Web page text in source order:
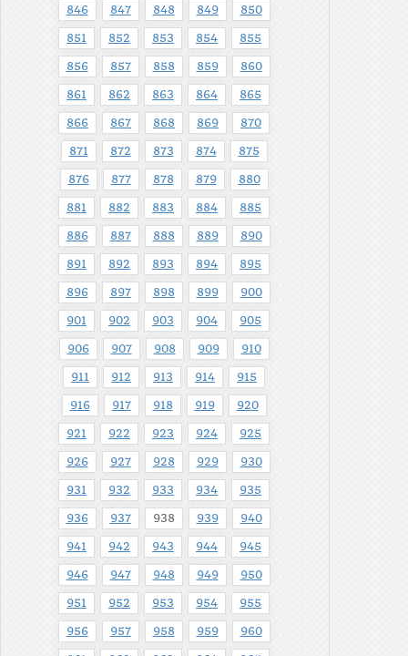
846 847 848 849 850
851 852 853 854 855
856 857 858 859 860
861 862 863 864 865
866 867 868 869 870
871 872 873 874 875
876 877 878 879 880
881 882 883 884 885
886 887 888 889 890
891 892 893 894 895
896 897 898 899 900
901 902 903 904 905
906 907 908 909 910
911 912 913 914 915
916 917 918 919 920
921 922 923 924 925
926 927 928 929 930
931 932 933 934 935
936 937 938 939 940
941 942 943 944 945
946 947 948 949 950
951 952 953 954 955
956 957 958 959 960